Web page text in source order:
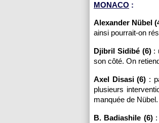
MONACO :
Alexander Nübel
ainsi pourrait-on
Djibril Sidibé (6):
son côté. On
Axel Disasi (6) :
plusieurs
manquée de Nübel.
B. Badiashile (6):